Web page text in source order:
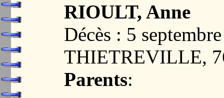
RIOULT, Anne
Décès : 5
THIETREVILLE,
Parents: